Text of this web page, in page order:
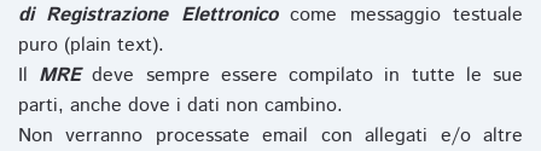
di Registrazione Elettronicocome messaggio testuale
puro (plain text).
Il MREdeve sempre essere compilato in tutte le sue
parti, anche dove i dati non cambino.
Non verranno processate email con allegati e/o altre